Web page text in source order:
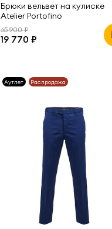
Брюки вельвет на кулиске
Atelier Portofino
65 900 ₽
19 770 ₽
Аутлет Распродажа